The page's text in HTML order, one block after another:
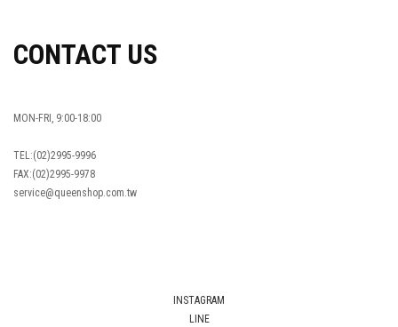
CONTACT US
MON-FRI, 9:00-18:00
TEL:(02)2995-9996
FAX:(02)2995-9978
service@queenshop.com.tw
INSTAGRAM
LINE